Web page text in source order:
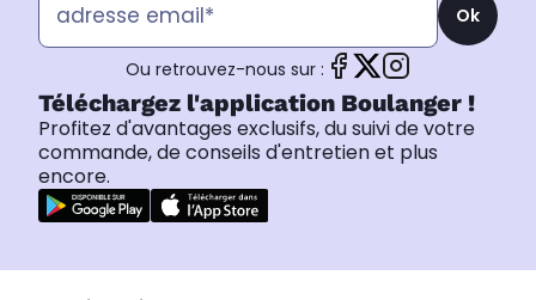
Ok
Ou retrouvez-nous sur :
Téléchargez l'application Boulanger !
Profitez d'avantages exclusifs, du suivi de votre
commande, de conseils d'entretien et plus
encore.